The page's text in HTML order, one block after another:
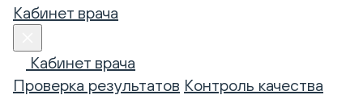
Кабинет врача
Кабинет врача
Проверка результатов Контроль качества